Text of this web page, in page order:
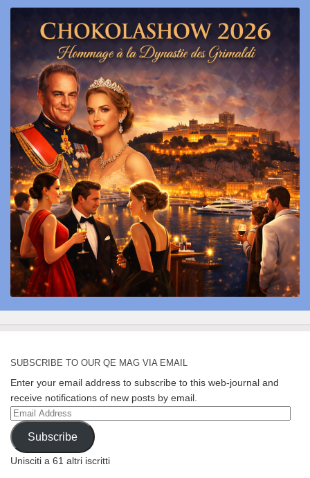
SUBSCRIBE TO OUR QE MAG VIA EMAIL
Enter your email address to subscribe to this web-journal and
receive notifications of new posts by email.
Email
Address
Subscribe
Unisciti a 61 altri iscritti